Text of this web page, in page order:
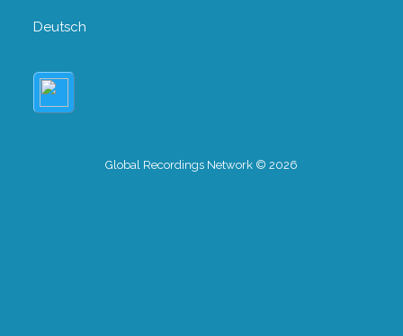
Deutsch
Global Recordings Network © 2026